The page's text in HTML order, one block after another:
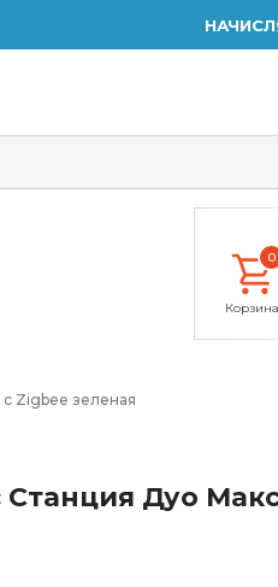
0
Корзина
Zigbee зеленая
Дуо